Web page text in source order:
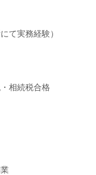
て実務経験）
相続税合格